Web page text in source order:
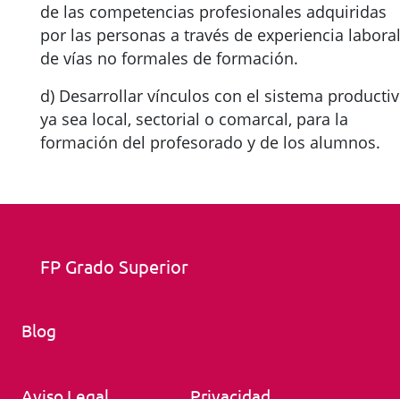
de las competencias profesionales adquiridas
por las personas a través de experiencia
de vías no formales de formación.
d) Desarrollar vínculos con el sistema
ya sea local, sectorial o comarcal, para la
formación del profesorado y de los alumnos.
FP Grado Superior
Blog